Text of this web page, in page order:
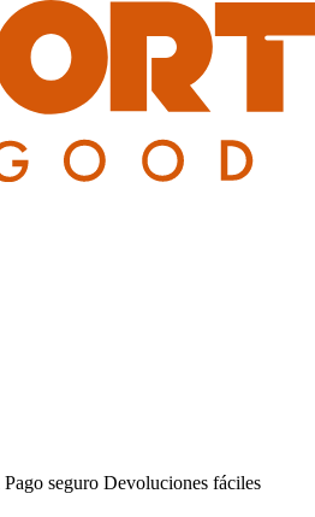
Pago seguro Devoluciones fáciles